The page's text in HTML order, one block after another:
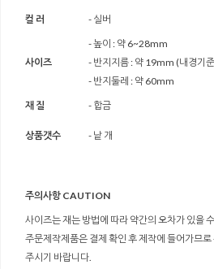
컬 러 - 실버
사이즈
- 높이 : 약 6~28mm
- 반지지름 : 약 19mm (내경기
- 반지둘레 : 약 60mm
재 질
- 합금
상품갯수 - 낱 개
주의사항 CAUTION
사이즈는 재는 방법에 따라 약간의 오차가 있을
주문제작제품은 결제 확인 후 제작에 들어가므
주시기 바랍니다.